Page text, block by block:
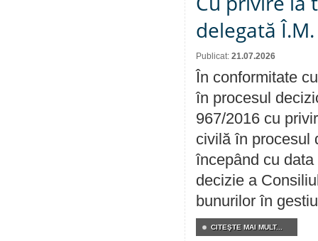
delegată
Publicat: 21.07.2026
În conformitate
în procesul
967/2016 cu
civilă în procesul
începând cu
decizie a
bunurilor în
CITEŞTE MAI MULT...